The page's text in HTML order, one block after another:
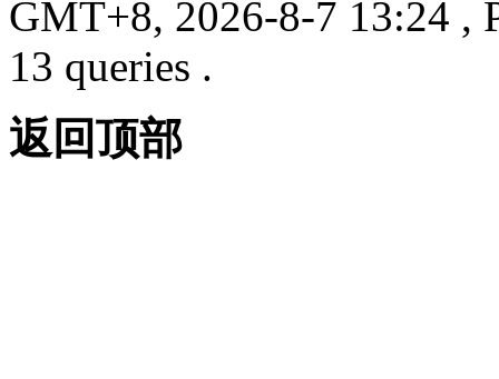
GMT+8, 2026-8-7 13:24 ,
13 queries .
返回顶部